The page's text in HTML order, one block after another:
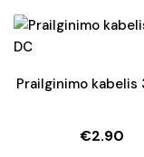
Prailginimo kabelis
€2.90